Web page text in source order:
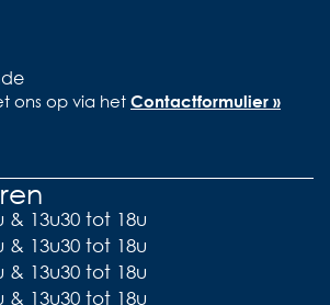
ons op via het Contactformulier »
& 13u30 tot 18u
& 13u30 tot 18u
& 13u30 tot 18u
& 13u30 tot 18u